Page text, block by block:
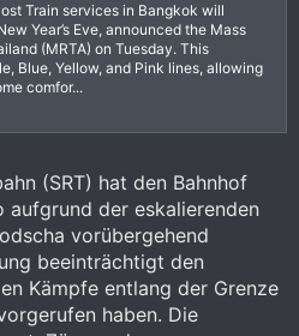
Train services in Bangkok will
Year’s Eve, announced the Mass
(MRTA) on Tuesday. This
Blue, Yellow, and Pink lines, allowing
comfor...
(SRT) hat den Bahnhof
aufgrund der eskalierenden
vorübergehend
beeinträchtigt den
Kämpfe entlang der Grenze
haben. Die